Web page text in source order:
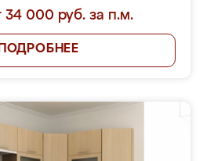
34 000 руб. за п.м.
ПОДРОБНЕЕ